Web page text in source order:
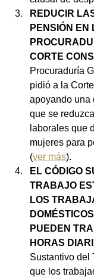
REDUCIR
PENSIÓN EN
CORTE
Procuraduría
pidió a la
apoyando una
que se
laborales que
mujeres para
(ver más).
EL CÓDIGO
TRABAJO
LOS
PUEDEN
HORAS
Sustantivo del
que los